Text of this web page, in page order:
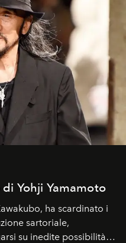
di Yohji Yamamoto
ha scardinato i
sartoriale,
su inedite possibilità